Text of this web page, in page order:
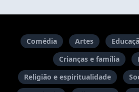
Comédia Artes
Crianças e família
Religião e espiritualidade